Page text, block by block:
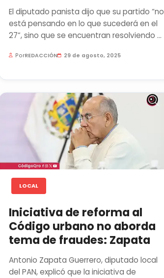
El diputado panista dijo que su partido “no
está pensando en lo que sucederá en el
27”, sino que se encuentran resolviendo el
PorREDACCIÓN 29 de agosto, 2025
LOCAL
Iniciativa de reforma al
Código urbano no aborda
tema de fraudes: Zapata
Antonio Zapata Guerrero, diputado local
del PAN, explicó que la iniciativa de